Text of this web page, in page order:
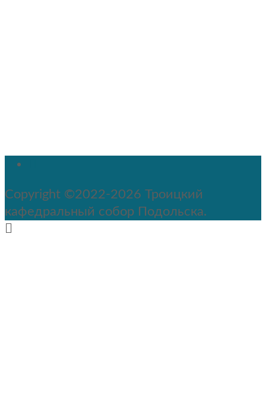
Copyright ©2022-2026 Троицкий
кафедральный собор Подольска.